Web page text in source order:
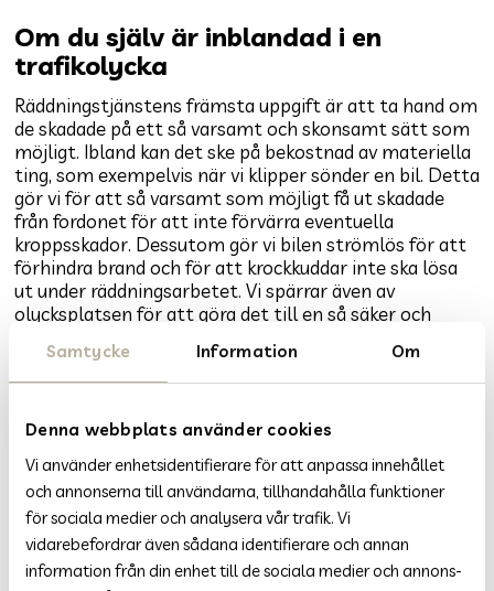
Samtycke Information Om
Denna webbplats använder cookies
Vi använder enhetsidentifierare för att anpassa innehållet
och annonserna till användarna, tillhandahålla funktioner
för sociala medier och analysera vår trafik. Vi
vidarebefordrar även sådana identifierare och annan
information från din enhet till de sociala medier och annons-
Om du själv är inblandad i en
trafikolycka
Räddningstjänstens främsta uppgift är att ta hand om
de skadade på ett så varsamt och skonsamt sätt som
möjligt. Ibland kan det ske på bekostnad av materiella
ting, som exempelvis när vi klipper sönder en bil. Detta
gör vi för att så varsamt som möjligt få ut skadade
från fordonet för att inte förvärra eventuella
kroppsskador. Dessutom gör vi bilen strömlös för att
förhindra brand och för att krockkuddar inte ska lösa
ut under räddningsarbetet. Vi spärrar även av
olycksplatsen för att göra det till en så säker och
räddningspersonal. Vid köbildning gör vi allt vi kan för
att kunna släppa på trafiken utan att vår arbetsmiljö
ditt försäkringsbolag. Har skadan däremot orsakats av
ett fordon som är okänt, oförsäkrat eller registrerat i
utlandet ska du kontaktaTrafikförsäkringsföreningen
som reglerar den här typen av trafikskador.
Om ditt fordon måste bärgas ska du ringa det